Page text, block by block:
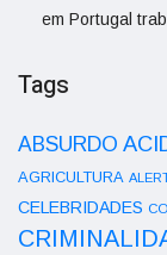
em Portugal
Tags
ABSURDO
AGRICULTURA
CELEBRIDADES